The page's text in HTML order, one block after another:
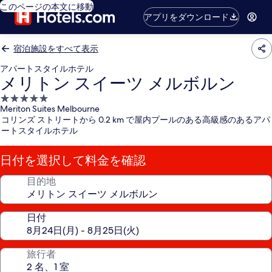
このページの本文に移動
アプリをダウンロード
宿泊施設をすべて表示
アパートスタイルホテル
メリトン スイーツ メルボルン
5.0
つ
星
泊
施
設
Meriton Suites Melbourne
コリンズ ストリートから 0.2 km で屋内プールのある高級感のあるアパ
ートスタイルホテル
日付を選択して料金を確認
目的地
日付
旅行者